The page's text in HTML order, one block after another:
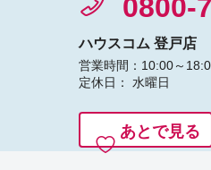
0800-
ハウスコム 登戸店
営業時間：10:00～
定休日： 水曜日
あとで見る